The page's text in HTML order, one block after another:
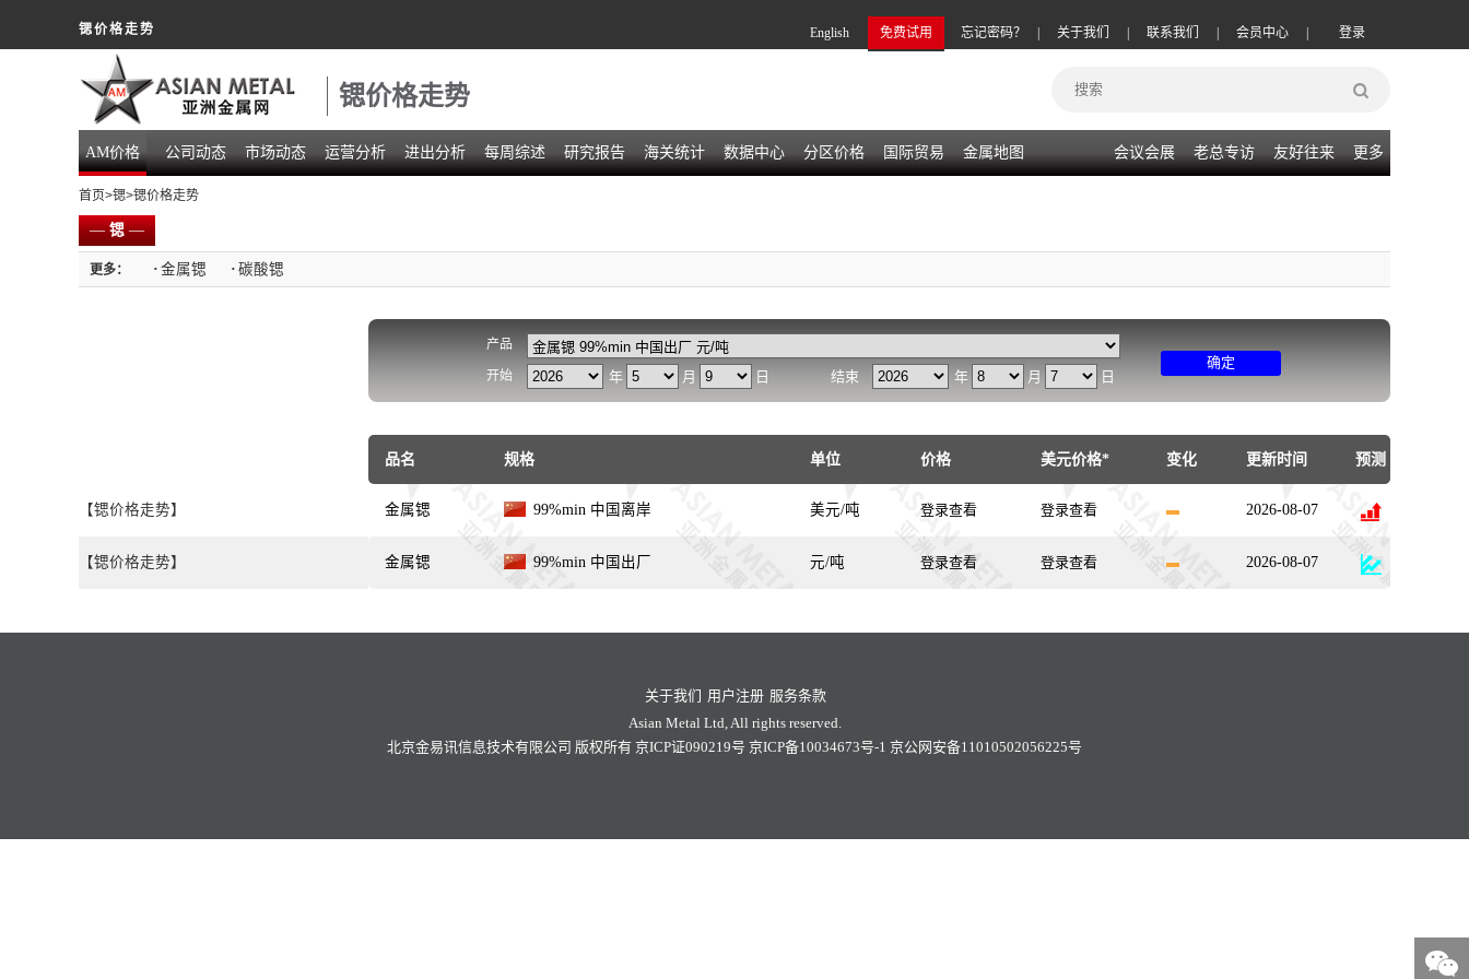
锶价格走势 登录
会员中心
联系我们
关于我们
忘记密码？
免费试用
English
锶价格走势
AM价格 公司动态 市场动态 运营分析 进出分析 每周综述 研究报告 海关统计 数据中心 分区价格 国际贸易 金属地图 会议会展 老总专访 友好往来 更多
首页>锶>锶价格走势
—锶—
更多： · 金属锶 · 碳酸锶
【锶价格走势】
【锶价格走势】
产品
开始 年 月 日 结束 年 月 日
确定
品名 规格 单位 价格 美元价格* 变化 更新时间 预测
金属锶 99%min 中国离岸 美元/吨 登录查看 登录查看 2026-08-07
金属锶 99%min 中国出厂 元/吨 登录查看 登录查看 2026-08-07
关于我们 用户注册 服务条款
Asian Metal Ltd, All rights reserved.
北京金易讯信息技术有限公司 版权所有 京ICP证090219号 京ICP备10034673号-1 京公网安备11010502056225号